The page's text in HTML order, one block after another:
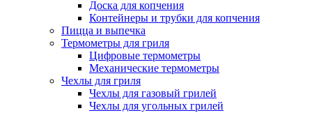
Доска для копчения
Контейнеры и трубки для копчения
Пицца и выпечка
Термометры для гриля
Цифровые термометры
Механические термометры
Чехлы для гриля
Чехлы для газовый грилей
Чехлы для угольных грилей